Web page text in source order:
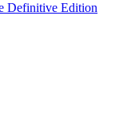
Definitive Edition